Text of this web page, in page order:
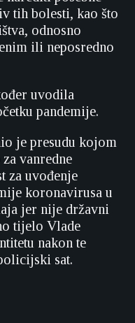
tih bolesti, kao što
odnosno
ili neposredno
uvodila
pandemije.
je presudu kojom
vanredne
za uvođenje
koronavirusa u
jer nije državni
tijelo Vlade
nakon te
sat.